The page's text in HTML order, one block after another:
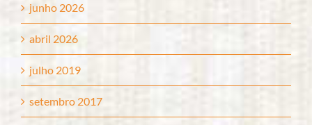
junho 2026
abril 2026
julho 2019
setembro 2017